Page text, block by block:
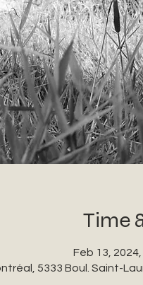
Time
Feb 13, 2024,
5333 Boul. Saint-